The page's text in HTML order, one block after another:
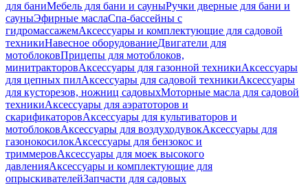
для баниМебель для бани и сауныРучки дверные для бани и
сауныЭфирные маслаСпа-бассейны с
гидромассажемАксессуары и комплектующие для садовой
техникиНавесное оборудованиеДвигатели для
мотоблоковПрицепы для мотоблоков,
минитракторовАксессуары для газонной техникиАксессуары
для цепных пилАксессуары для садовой техникиАксессуары
для кусторезов, ножниц садовыхМоторные масла для садовой
техникиАксессуары для аэратоторов и
скарификаторовАксессуары для культиваторов и
мотоблоковАксессуары для воздуходувокАксессуары для
газонокосилокАксессуары для бензокос и
триммеровАксессуары для моек высокого
давленияАксессуары и комплектующие для
опрыскивателейЗапчасти для садовых